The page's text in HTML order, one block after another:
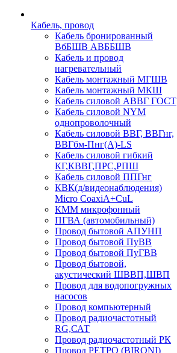
Кабель, провод
Кабель бронированный
ВбБШВ АВББШВ
Кабель и провод
нагревательный
Кабель монтажный МГШВ
Кабель монтажный МКШ
Кабель силовой АВВГ ГОСТ
Кабель силовой NYM
однопроволочный
Кабель силовой ВВГ, ВВГнг,
ВВГбм-Пнг(А)-LS
Кабель силовой гибкий
КГ,КВВГ,ПРС,РПШ
Кабель силовой ППГнг
КВК(д/видеонаблюдения)
Micro CoaxiA+CuL
КММ микрофонный
ПГВА (автомобильный)
Провод бытовой АПУНП
Провод бытовой ПуВВ
Провод бытовой ПуГВВ
Провод бытовой,
акустический ШВВП,ШВП
Провод для водопогружных
насосов
Провод компьютерный
Провод радиочастотный
RG,САТ
Провод радиочастотный РК
Провод РЕТРО (BIRONI)